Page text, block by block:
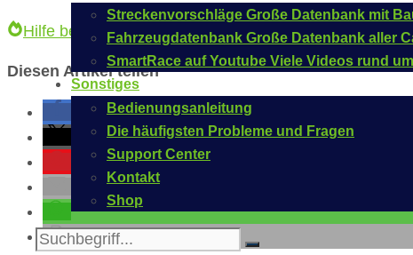
Streckenvorschläge Große Datenbank mit
Fahrzeugdatenbank Große Datenbank aller
SmartRace auf Youtube Viele Videos rund
Sonstiges
Bedienungsanleitung
Die häufigsten Probleme und Fragen
Support Center
Kontakt
Shop
Hilfe bei Problemen Tipps & Tricks
Diesen Artikel teilen